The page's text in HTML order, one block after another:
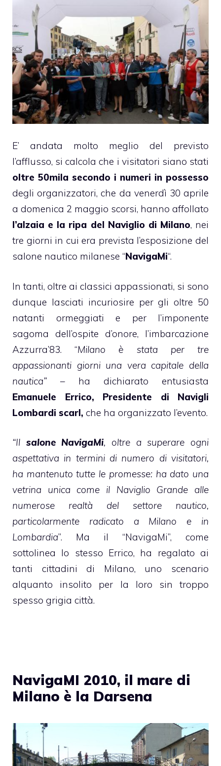
E’ andata molto meglio del previsto
l’afflusso, si calcola che i visitatori siano stati
oltre 50mila secondo i numeri in possesso
degli organizzatori, che da venerdì 30 aprile
a domenica 2 maggio scorsi, hanno affollato
l’alzaia e la ripa del Naviglio di Milano, nei
tre giorni in cui era prevista l’esposizione del
salone nautico milanese “NavigaMi“.
In tanti, oltre ai classici appassionati, si sono
dunque lasciati incuriosire per gli oltre 50
natanti ormeggiati e per l’imponente
sagoma dell’ospite d’onore, l’imbarcazione
Azzurra’83. “Milano è stata per tre
appassionanti giorni una vera capitale della
nautica” – ha dichiarato entusiasta
Emanuele Errico, Presidente di Navigli
Lombardi scarl, che ha organizzato l’evento.
“Il salone NavigaMi, oltre a superare ogni
aspettativa in termini di numero di visitatori,
ha mantenuto tutte le promesse: ha dato una
vetrina unica come il Naviglio Grande alle
numerose realtà del settore nautico,
particolarmente radicato a Milano e in
Lombardia”. Ma il “NavigaMi”, come
sottolinea lo stesso Errico, ha regalato ai
tanti cittadini di Milano, uno scenario
alquanto insolito per la loro sin troppo
spesso grigia città.
NavigaMI 2010, il mare di
Milano è la Darsena